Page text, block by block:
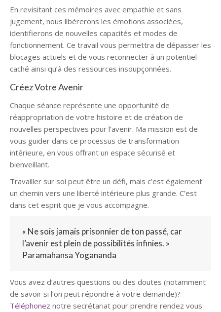
En revisitant ces mémoires avec empathie et sans
jugement, nous libérerons les émotions associées,
identifierons de nouvelles capacités et modes de
fonctionnement. Ce travail vous permettra de dépasser les
blocages actuels et de vous reconnecter à un potentiel
caché ainsi qu’à des ressources insoupçonnées.
Créez Votre Avenir
Chaque séance représente une opportunité de
réappropriation de votre histoire et de création de
nouvelles perspectives pour l’avenir. Ma mission est de
vous guider dans ce processus de transformation
intérieure, en vous offrant un espace sécurisé et
bienveillant.
Travailler sur soi peut être un défi, mais c’est également
un chemin vers une liberté intérieure plus grande. C’est
dans cet esprit que je vous accompagne.
« Ne sois jamais prisonnier de ton passé, car
l’avenir est plein de possibilités infinies. »
Paramahansa Yogananda
Vous avez d’autres questions ou des doutes (notamment
de savoir si l’on peut répondre à votre demande)?
Téléphonez notre secrétariat pour prendre rendez vous